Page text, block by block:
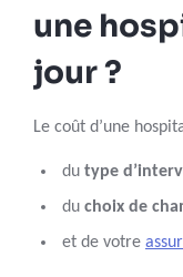
une
jour ?
Le coût d’une
du type
du choix de
et de votre